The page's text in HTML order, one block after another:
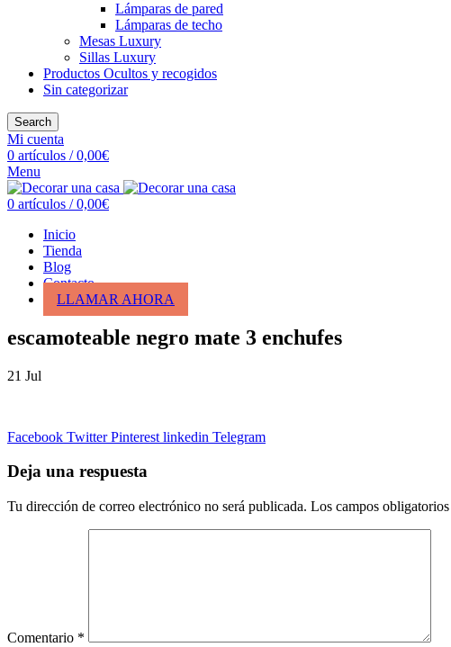
Lámparas de pared
Lámparas de techo
Mesas Luxury
Sillas Luxury
Productos Ocultos y recogidos
Sin categorizar
Search
Mi cuenta
0 artículos / 0,00€
Menu
0 artículos / 0,00€
Inicio
Tienda
Blog
Contacto
LLAMAR AHORA
escamoteable negro mate 3 enchufes
21 Jul
Facebook Twitter Pinterest linkedin Telegram
Deja una respuesta
Tu dirección de correo electrónico no será publicada. Los campos
Comentario *